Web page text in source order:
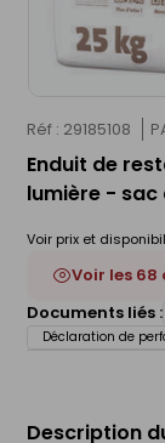
Réf : 29185108
Enduit de
lumière - sac
Voir prix et
Voir les
Documents liés :
Déclaration de
Description